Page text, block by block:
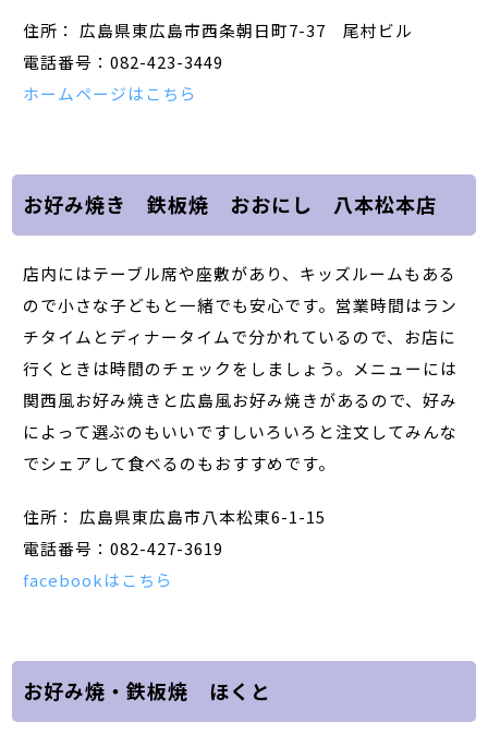
住所： 広島県東広島市西条朝日町7-37 尾村ビル
電話番号：082-423-3449
ホームページはこちら
お好み焼き 鉄板焼 おおにし 八本松本店
店内にはテーブル席や座敷があり、キッズルームもある
ので小さな子どもと一緒でも安心です。営業時間はラン
チタイムとディナータイムで分かれているので、お店に
行くときは時間のチェックをしましょう。メニューには
関西風お好み焼きと広島風お好み焼きがあるので、好み
によって選ぶのもいいですしいろいろと注文してみんな
でシェアして食べるのもおすすめです。
住所： 広島県東広島市八本松東6-1-15
電話番号：082-427-3619
facebookはこちら
お好み焼・鉄板焼 ほくと